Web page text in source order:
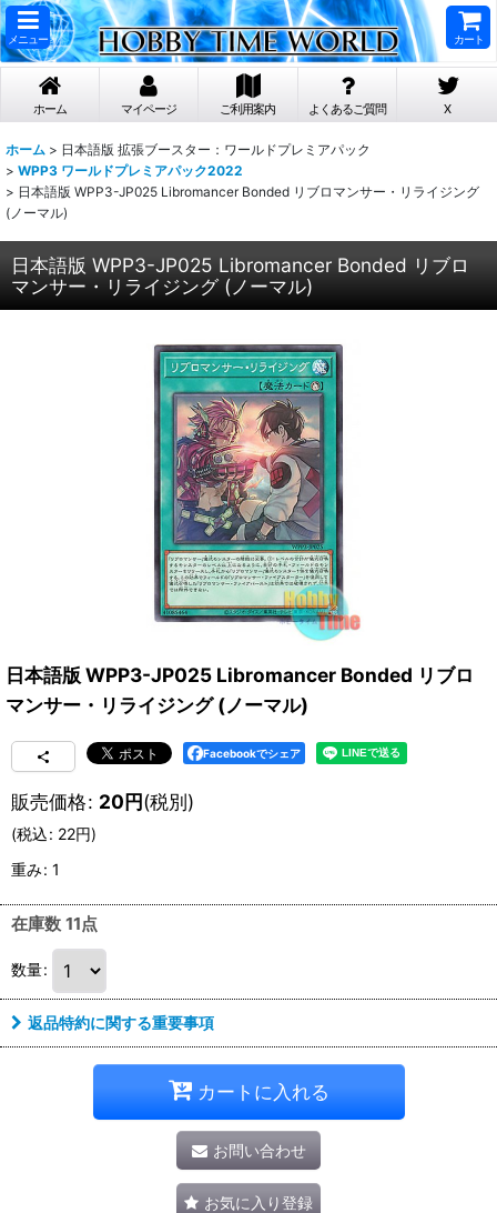
メニュー カート
ホーム マイページ ご利用案内 よくあるご質問 X
ホーム > 日本語版 拡張ブースター：ワールドプレミアパック
> WPP3 ワールドプレミアパック2022
> 日本語版 WPP3-JP025 Libromancer Bonded リブロマンサー・リライジング
(ノーマル)
日本語版 WPP3-JP025 Libromancer Bonded リブロ
マンサー・リライジング (ノーマル)
日本語版 WPP3-JP025 Libromancer Bonded リブロ
マンサー・リライジング (ノーマル)
Facebookでシェア
販売価格: 20円(税別)
(税込: 22円)
重み: 1
在庫数 11点
数量:
返品特約に関する重要事項
カートに入れる
お問い合わせ
お気に入り登録